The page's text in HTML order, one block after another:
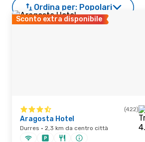
Ordina per: Popolari
Sconto extra disponibile
(422)
Aragosta Hotel
Durres · 2,3 km da centro città